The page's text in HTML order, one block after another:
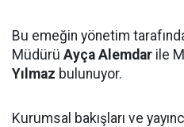
Bu emeğin yönetim
Müdürü Ayça Alemdar ile
Yılmaz bulunuyor.
Kurumsal bakışları ve